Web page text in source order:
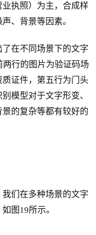
执照）为主，合成样
、背景等因素。
在不同场景下的文字
行的图片为验证码场
证件，第五行为门头
模型对于文字形变、
的复杂等都有较好的
们在多种场景的文字
图19所示。